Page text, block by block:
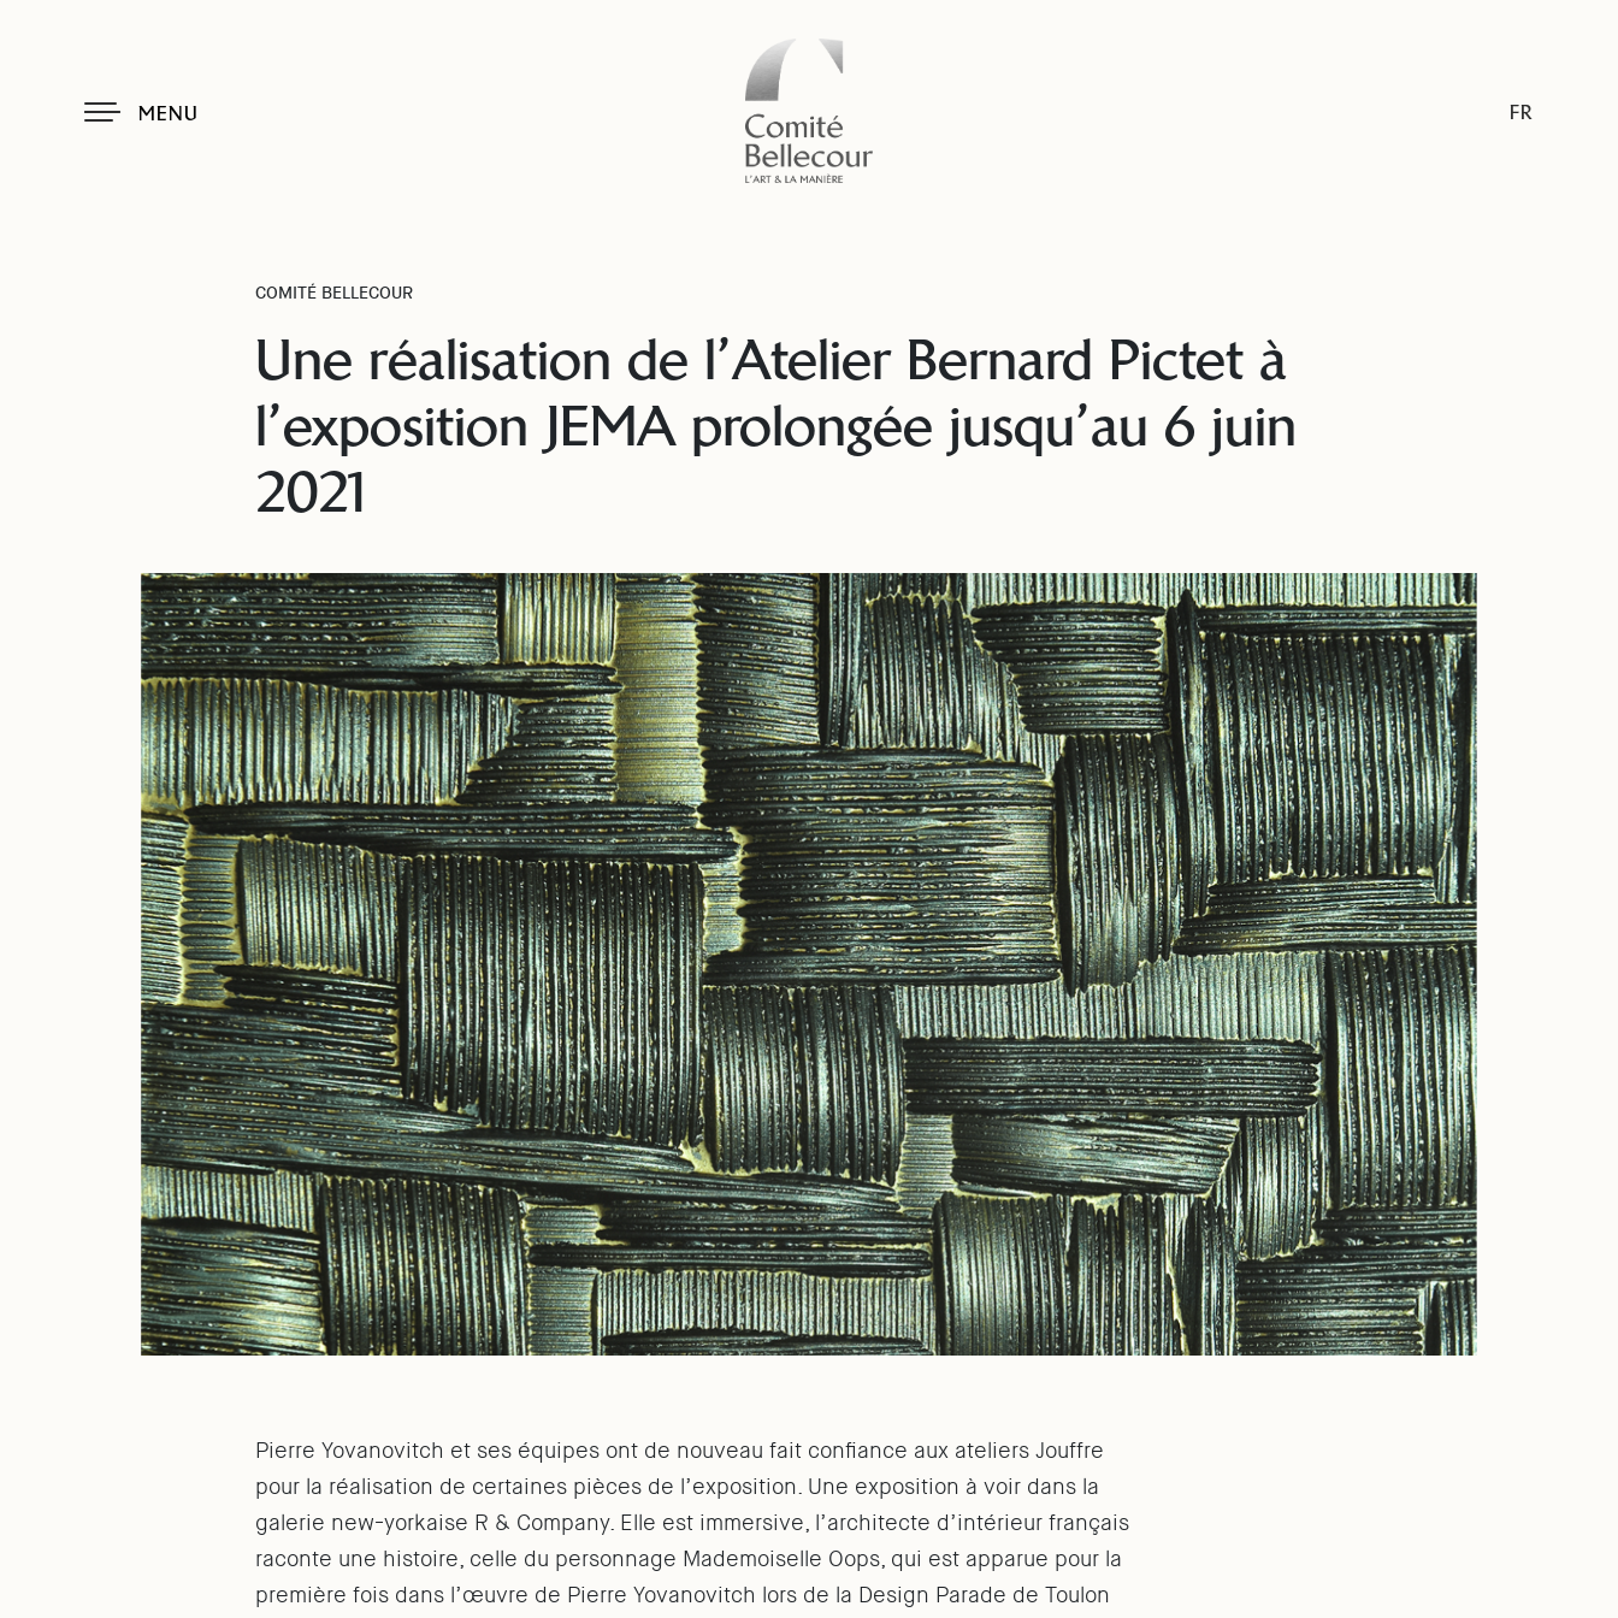
MENU FR
COMITÉ BELLECOUR
Une réalisation de l’Atelier Bernard Pictet à
l’exposition JEMA prolongée jusqu’au 6 juin
2021
Pierre Yovanovitch et ses équipes ont de nouveau fait confiance aux ateliers Jouffre
pour la réalisation de certaines pièces de l’exposition. Une exposition à voir dans la
galerie new-yorkaise R & Company. Elle est immersive, l’architecte d’intérieur français
raconte une histoire, celle du personnage Mademoiselle Oops, qui est apparue pour la
première fois dans l’œuvre de Pierre Yovanovitch lors de la Design Parade de Toulon